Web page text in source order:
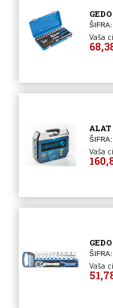
Vaša
ALAT
Vaša
Vaša